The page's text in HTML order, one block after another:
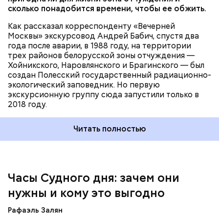
сколько понадобится времени, чтобы ее обжить.
Как рассказал корреспонденту «Вечерней
Москвы» экскурсовод Андрей Бабич, спустя два
года после аварии, в 1988 году, на территории
трех районов белорусской зоны отчуждения —
Хойникского, Наровлянского и Брагинского — был
создан Полесский государственный радиационно-
экологический заповедник. Но первую
экскурсионную группу сюда запустили только в
2018 году.
Читать полностью
Часы Судного дня: зачем они
нужны и кому это выгодно
Рафаэль Залян
— Поскольку мы стоим на пороге второго
ядерного века и периода беспрецедентного
изменения климата, ученые вновь несут особую
ответственность за информирование
общественности и консультирование лидеров об
Каждый год — в зависимости от того, какие
события происходят в мире, — ученые,
нобелевские лауреаты и специалисты по ядерной
переводе стрелки. Например, в 2017-м причиной
перевода на полминуты вперед послужили как
выбросов углекислого газа, так и усиление
национализма во всем мире и отрицание
изменения климата.
проект